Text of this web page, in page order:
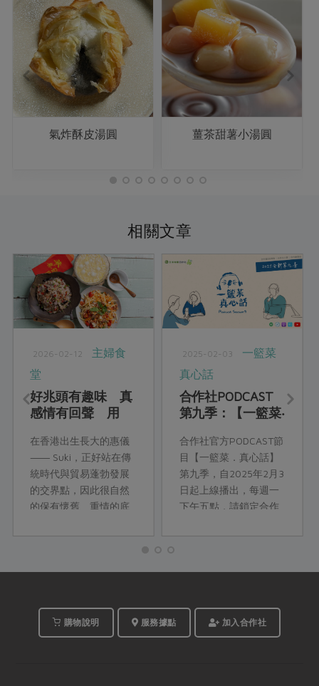
氣炸酥皮湯圓 薑茶甜薯小湯圓
相關文章
2026-02-12
主婦食
堂
好兆頭有趣味 真
感情有回聲 用
家、談節，也談一
桌人情的再相逢
在香港出生長大的惠儀
―― Suki，正好站在傳
統時代與貿易蓬勃發展
的交界點，因此很自然
的保有懷舊、重情的底
麗的氣質。這樣融合新
在Suki 本次為我們介紹
2025-02-03
一籃菜
真心話
合作社PODCAST
第九季：【一籃菜‧
線！陪你過年
合作社官方PODCAST節
目【一籃菜．真心話】
第九季，自2025年2月3
日起上線播出，每週一
下午五點，請鎖定合作
購物說明 服務據點 加入合作社